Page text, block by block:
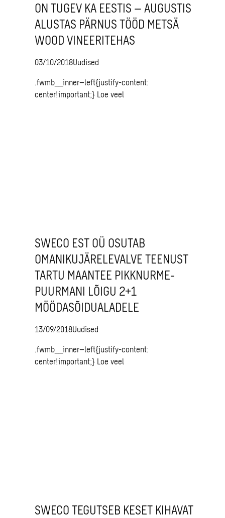
ON TUGEV KA EESTIS – AUGUSTIS
ALUSTAS PÄRNUS TÖÖD METSÄ
WOOD VINEERITEHAS
03/10/2018Uudised
.fwmb__inner–left{justify-content:
center!important;} Loe veel
SWECO EST OÜ OSUTAB
OMANIKUJÄRELEVALVE TEENUST
TARTU MAANTEE PIKKNURME-
PUURMANI LÕIGU 2+1
MÖÖDASÕIDUALADELE
13/09/2018Uudised
.fwmb__inner–left{justify-content:
center!important;} Loe veel
SWECO TEGUTSEB KESET KIHAVAT